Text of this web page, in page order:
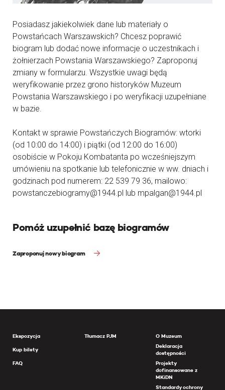
Posiadasz jakiekolwiek dane lub materiały o
Powstańcach Warszawskich? Chcesz poprawić
biogram lub dodać nowe informacje o uczestnikach i
żołnierzach Powstania Warszawskiego? Zaproponuj
zmiany w formularzu. Wszystkie uwagi będą
weryfikowanie przez grono historyków Muzeum
Powstania Warszawskiego i po weryfikacji uzupełniane
w bazie.
Kontakt w sprawie Powstańczych Biogramów: wtorki
(od 10:00 do 14:00) i piątki (od 12:00 do 16:00)
osobiście w Pokoju Kombatanta po wcześniejszym
umówieniu na spotkanie lub telefonicznie w ww. dniach i
godzinach pod numerem: 22 539 79 36, mailowo:
powstanczebiogramy@1944.pl lub mpalgan@1944.pl
Pomóż uzupełnić bazę biogramów
Zaproponuj nowy biogram
Ekspozycja
Kup bilety
FAQ
Tłumacz PJM
O Muzeum
Deklaracja
dostępności
Projekty
dofinansowane z
MKiDN
Standardy ochrony